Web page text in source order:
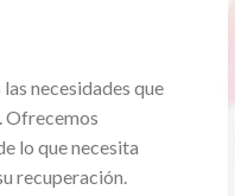
necesidades que
Ofrecemos
lo que necesita
recuperación.